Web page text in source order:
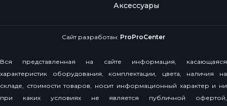
Аксессуары
Сайт разработан: ProProCenter
Вся представленная на сайте информация, касающаяся
характеристик оборудования, комплектации, цвета, наличия на
складе, стоимости товаров, носит информационный характер и ни
при каких условиях не является публичной офертой,